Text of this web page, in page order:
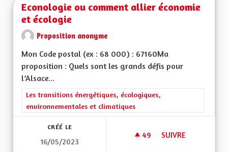
Econologie ou comment allier économie
et écologie
Proposition anonyme
Mon Code postal (ex : 68 000) : 67160Ma
proposition : Quels sont les grands défis pour
l’Alsace...
Filtrer les résultats de la catégorie : Les transitions
Les transitions énergétiques, écologiques,
environnementales et climatiques
CRÉÉ LE
16/05/2023
49 49 ABONNÉS
SUIVRE